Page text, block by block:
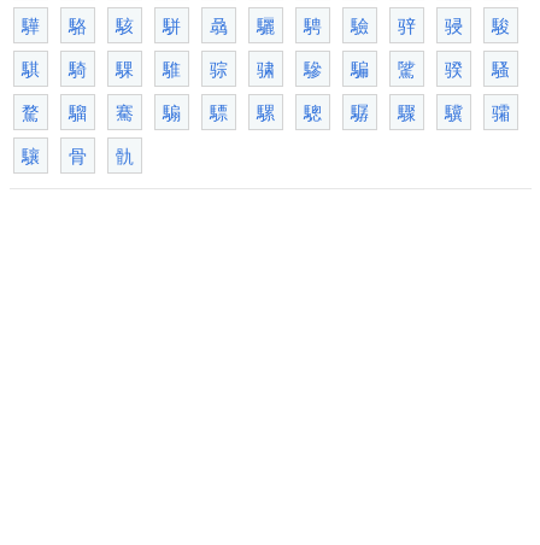
驊
駱 駭 駢 骉 驪 騁 驗 骍 骎
駿
騏
騎 騍 騅 骔 骕 驂 騙 騭 骙
騷
騖
騮 騫 騸 驃 騾 驄 驏 驟 驥
骦
驤
骨 骩